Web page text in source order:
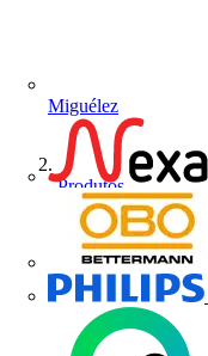
Miguélez
Produtos